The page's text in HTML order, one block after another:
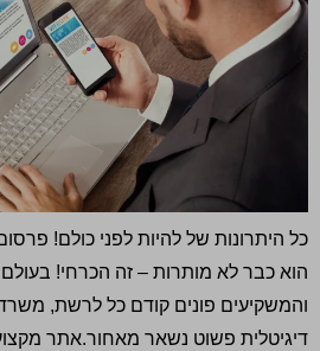
כל היתרונות של להיות לפני כולם!
הוא כבר לא מותרות – זה הכרחי!
והמשקיעים פונים קודם כל לרשת, משרד
דיגיטלית פשוט נשאר מאחור.אתר